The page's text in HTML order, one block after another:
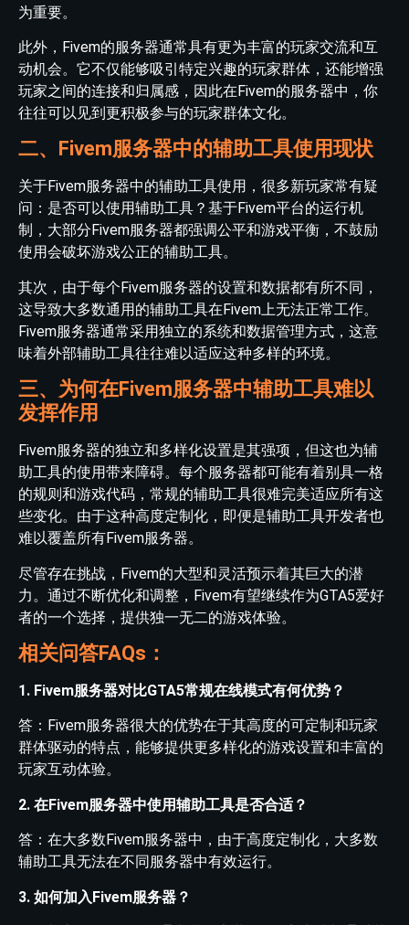
为重要。
此外，Fivem的服务器通常具有更为丰富的玩家交流和互
动机会。它不仅能够吸引特定兴趣的玩家群体，还能增强
玩家之间的连接和归属感，因此在Fivem的服务器中，你
往往可以见到更积极参与的玩家群体文化。
二、Fivem服务器中的辅助工具使用现状
关于Fivem服务器中的辅助工具使用，很多新玩家常有疑
问：是否可以使用辅助工具？基于Fivem平台的运行机
制，大部分Fivem服务器都强调公平和游戏平衡，不鼓励
使用会破坏游戏公正的辅助工具。
其次，由于每个Fivem服务器的设置和数据都有所不同，
这导致大多数通用的辅助工具在Fivem上无法正常工作。
Fivem服务器通常采用独立的系统和数据管理方式，这意
味着外部辅助工具往往难以适应这种多样的环境。
三、为何在Fivem服务器中辅助工具难以
发挥作用
Fivem服务器的独立和多样化设置是其强项，但这也为辅
助工具的使用带来障碍。每个服务器都可能有着别具一格
的规则和游戏代码，常规的辅助工具很难完美适应所有这
些变化。由于这种高度定制化，即便是辅助工具开发者也
难以覆盖所有Fivem服务器。
尽管存在挑战，Fivem的大型和灵活预示着其巨大的潜
力。通过不断优化和调整，Fivem有望继续作为GTA5爱好
者的一个选择，提供独一无二的游戏体验。
相关问答FAQs：
1. Fivem服务器对比GTA5常规在线模式有何优势？
答：Fivem服务器很大的优势在于其高度的可定制和玩家
群体驱动的特点，能够提供更多样化的游戏设置和丰富的
玩家互动体验。
2. 在Fivem服务器中使用辅助工具是否合适？
答：在大多数Fivem服务器中，由于高度定制化，大多数
辅助工具无法在不同服务器中有效运行。
3. 如何加入Fivem服务器？